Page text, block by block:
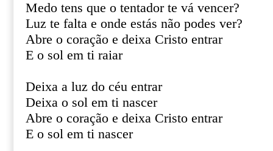
Medo tens que o tentador te vá vencer?
Luz te falta e onde estás não podes ver?
Abre o coração e deixa Cristo entrar
E o sol em ti raiar
Deixa a luz do céu entrar
Deixa o sol em ti nascer
Abre o coração e deixa Cristo entrar
E o sol em ti nascer